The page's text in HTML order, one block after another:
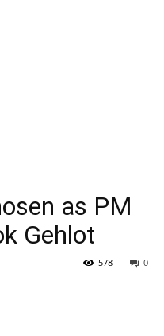
as PM
Gehlot
0
578